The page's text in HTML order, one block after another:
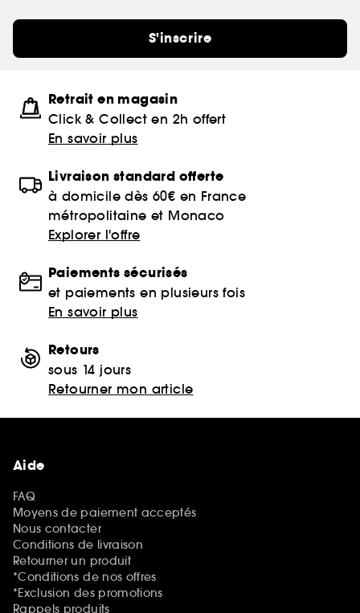
S'inscrire
Retrait en magasin
Click & Collect en 2h offert
En savoir plus
Livraison standard offerte
à domicile dès 60€ en France
métropolitaine et Monaco
Explorer l'offre
Paiements sécurisés
et paiements en plusieurs fois
En savoir plus
Retours
sous 14 jours
Retourner mon article
Aide
FAQ
Moyens de paiement acceptés
Nous contacter
Conditions de livraison
Retourner un produit
*Conditions de nos offres
*Exclusion des promotions
Rappels produits